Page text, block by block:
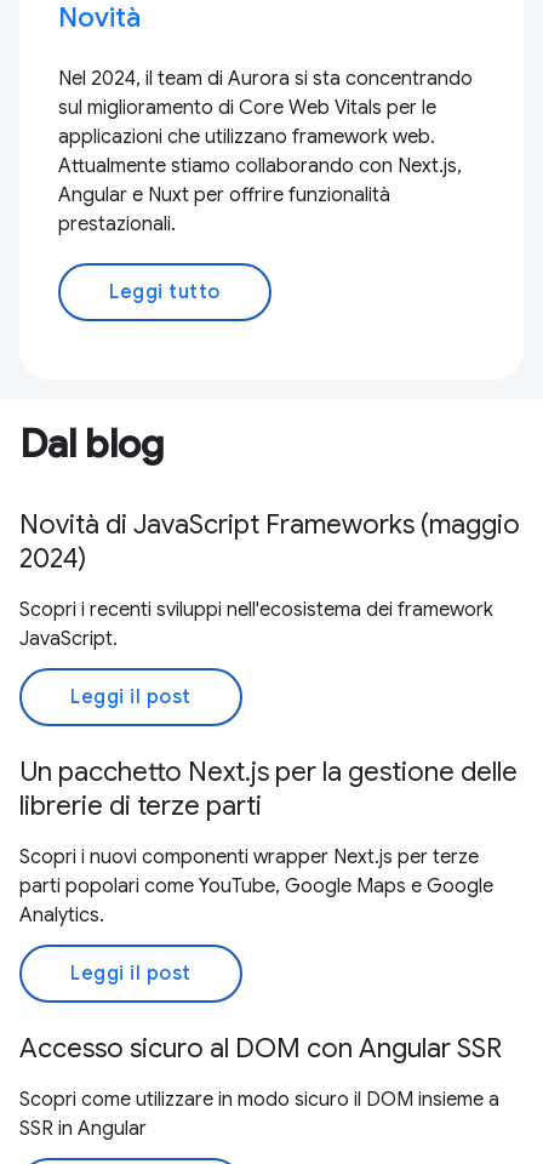
Novità
Nel 2024, il team di Aurora si sta concentrando
sul miglioramento di Core Web Vitals per le
applicazioni che utilizzano framework web.
Attualmente stiamo collaborando con Next.js,
Angular e Nuxt per offrire funzionalità
prestazionali.
Leggi tutto
Dal blog
Novità di JavaScript Frameworks (maggio
2024)
Scopri i recenti sviluppi nell'ecosistema dei framework
JavaScript.
Leggi il post
Un pacchetto Next.js per la gestione delle
librerie di terze parti
Scopri i nuovi componenti wrapper Next.js per terze
parti popolari come YouTube, Google Maps e Google
Analytics.
Leggi il post
Accesso sicuro al DOM con Angular SSR
Scopri come utilizzare in modo sicuro il DOM insieme a
SSR in Angular